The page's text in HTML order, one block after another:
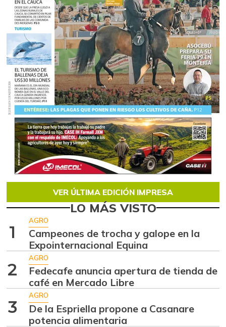
VER ÚLTIMA EDICIÓN IMPRESA
LO MÁS VISTO
1
AGRO
Campeones de trocha y galope en la
Expointernacional Equina
2
AGRO
Fedecafe anuncia apertura de tienda de
café en Mercado Libre
3
AGRO
De la Espriella propone a Casanare
potencia alimentaria